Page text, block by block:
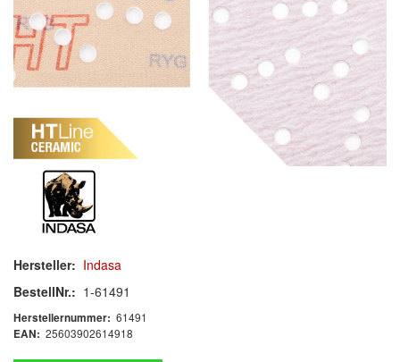
Polieren
Malerbedarf & Zubehör
Reinigen
Arbeitsschutz
Luftfilter
Mischfarben
Restposten
Informationsmaterial
Hersteller: Indasa
BestellNr.: 1-61491
Herstellernummer: 61491
EAN: 25603902614918